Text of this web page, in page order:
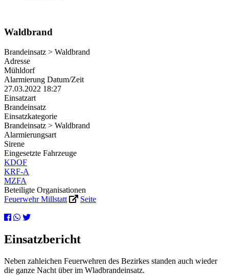
Waldbrand
Brandeinsatz > Waldbrand
Adresse
Mühldorf
Alarmierung Datum/Zeit
27.03.2022 18:27
Einsatzart
Brandeinsatz
Einsatzkategorie
Brandeinsatz > Waldbrand
Alarmierungsart
Sirene
Eingesetzte Fahrzeuge
KDOF
KRF-A
MZFA
Beteiligte Organisationen
Feuerwehr Millstatt
Seite
Einsatzbericht
Neben zahleichen Feuerwehren des Bezirkes standen auch wieder
die ganze Nacht über im Wladbrandeinsatz.